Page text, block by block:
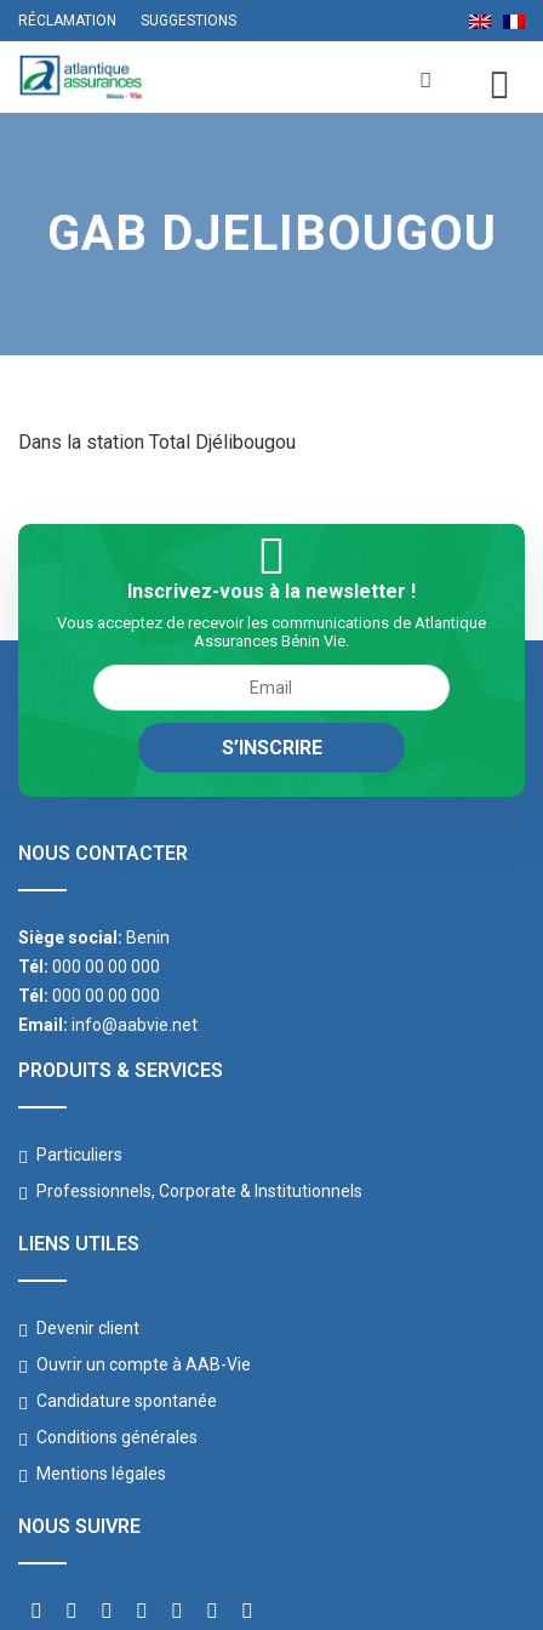
RÉCLAMATION SUGGESTIONS
GAB DJELIBOUGOU
Dans la station Total Djélibougou
Inscrivez-vous à la newsletter !
Vous acceptez de recevoir les communications de Atlantique
Assurances Bénin Vie.
NOUS CONTACTER
Siège social: Benin
Tél: 000 00 00 000
Tél: 000 00 00 000
Email: info@aabvie.net
PRODUITS & SERVICES
Particuliers
Professionnels, Corporate & Institutionnels
LIENS UTILES
Devenir client
Ouvrir un compte à AAB-Vie
Candidature spontanée
Conditions générales
Mentions légales
NOUS SUIVRE